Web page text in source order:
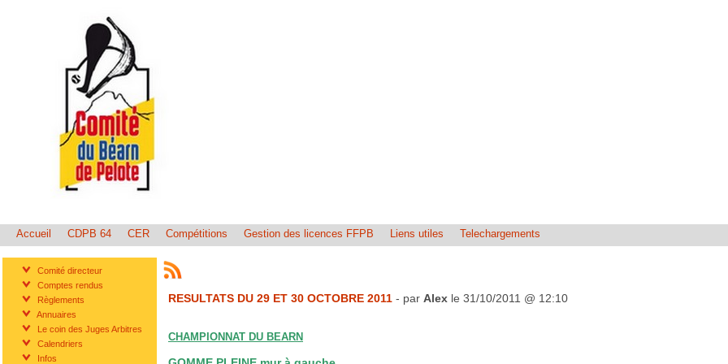
Accueil CDPB 64 CER Compétitions Gestion des licences FFPB Liens utiles Telechargements
Comité directeur
Comptes rendus
Règlements
Annuaires
Le coin des Juges Arbitres
Calendriers
Infos
RESULTATS DU 29 ET 30 OCTOBRE 2011 - par Alex le 31/10/2011 @ 12:10
CHAMPIONNAT DU BEARN